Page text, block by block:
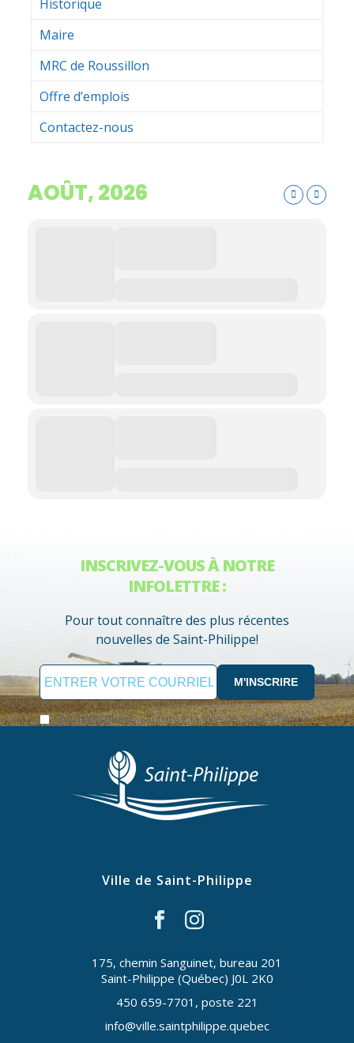
Historique
Maire
MRC de Roussillon
Offre d’emplois
Contactez-nous
AOÛT, 2026
INSCRIVEZ-VOUS À NOTRE
INFOLETTRE :
Pour tout connaître des plus récentes
nouvelles de Saint-Philippe!
M'INSCRIRE
En m’inscrivant, j'autorise la Ville de Saint-Philippe
Ville de Saint-Philippe
175, chemin Sanguinet, bureau 201
Saint-Philippe (Québec) J0L 2K0
450 659-7701, poste 221
info@ville.saintphilippe.quebec